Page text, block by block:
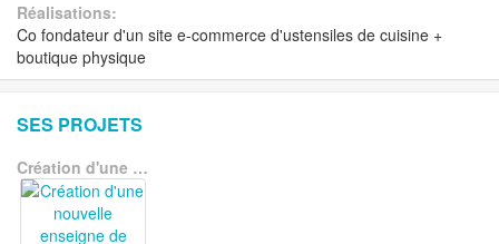
Réalisations:
Co fondateur d'un site e-commerce d'ustensiles de cuisine +
boutique physique
SES PROJETS
Création d'une nouvelle enseigne de restauration rapide